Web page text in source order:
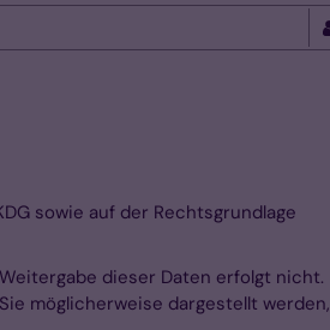
sowie auf der Rechtsgrundlage
dieser Daten erfolgt nicht.
möglicherweise dargestellt werden,